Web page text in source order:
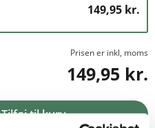
149,95 kr.
Prisen er inkl, moms
149,95 kr.
Tilføj til kurv